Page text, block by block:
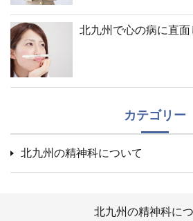
北九州で心の病に直面
カテゴリー
北九州の精神科について
北九州の精神科に